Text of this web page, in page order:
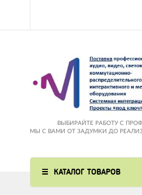
ВЫБИРАЙТЕ РАБОТУ С
МЫ С ВАМИ ОТ ЗАДУМКИ ДО
КАТАЛОГ ТОВАРОВ